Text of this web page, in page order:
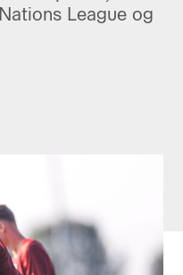
League og